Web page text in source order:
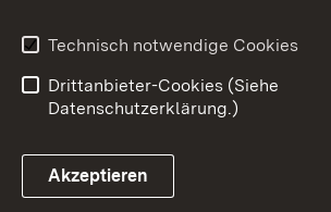
Benutzungshinweise
Erklärung
Technisch notwendige Cookies
Drittanbieter-Cookies (Siehe
Datenschutzerklärung.)
Akzeptieren